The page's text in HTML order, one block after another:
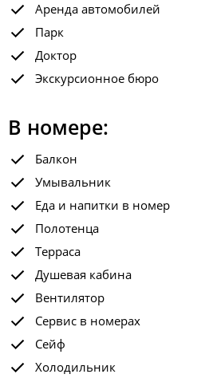
Аренда автомобилей
Парк
Доктор
Экскурсионное бюро
В номере:
Балкон
Умывальник
Еда и напитки в номер
Полотенца
Терраса
Душевая кабина
Вентилятор
Сервис в номерах
Сейф
Холодильник